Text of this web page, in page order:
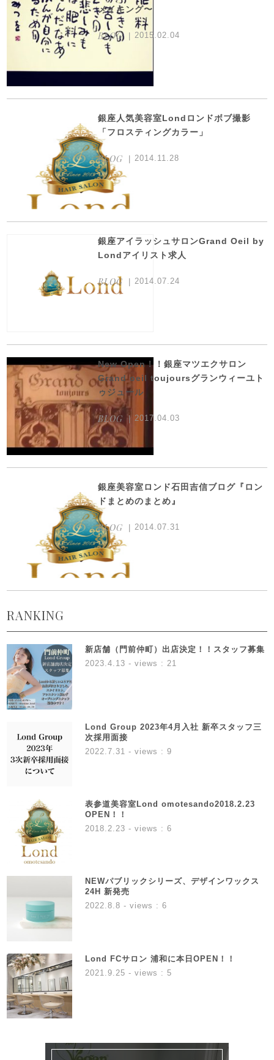
メイキング〜
BLOG 2015.02.04
銀座人気美容室Londロンドボブ撮影
「フロスティングカラー」
BLOG 2014.11.28
銀座アイラッシュサロンGrand Oeil by
Londアイリスト求人
BLOG 2014.07.24
New Open！！銀座マツエクサロン
Grand oeil toujoursグランウィーユト
ゥジュール
BLOG 2017.04.03
銀座美容室ロンド石田吉信ブログ『ロン
ドまとめのまとめ』
BLOG 2014.07.31
RANKING
新店舗（門前仲町）出店決定！！スタッフ募集
2023.4.13 - views : 21
Lond Group 2023年4月入社 新卒スタッフ三
次採用面接
2022.7.31 - views : 9
表参道美容室Lond omotesando2018.2.23
OPEN！！
2018.2.23 - views : 6
NEWパブリックシリーズ、デザインワックス
24H 新発売
2022.8.8 - views : 6
Lond FCサロン 浦和に本日OPEN！！
2021.9.25 - views : 5